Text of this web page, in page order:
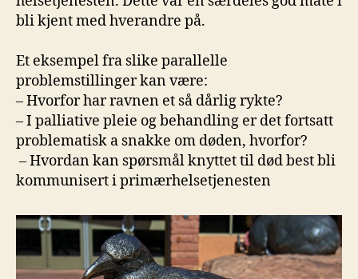
bli kjent med hverandre på.
Et eksempel fra slike parallelle
problemstillinger kan være:
– Hvorfor har ravnen et så dårlig rykte?
– I palliative pleie og behandling er det fortsatt
problematisk a snakke om døden, hvorfor?
– Hvordan kan spørsmål knyttet til død best bli
kommunisert i primærhelsetjenesten